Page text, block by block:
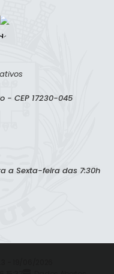
- CEP 17230-045
a Sexta-feira das 7:30h